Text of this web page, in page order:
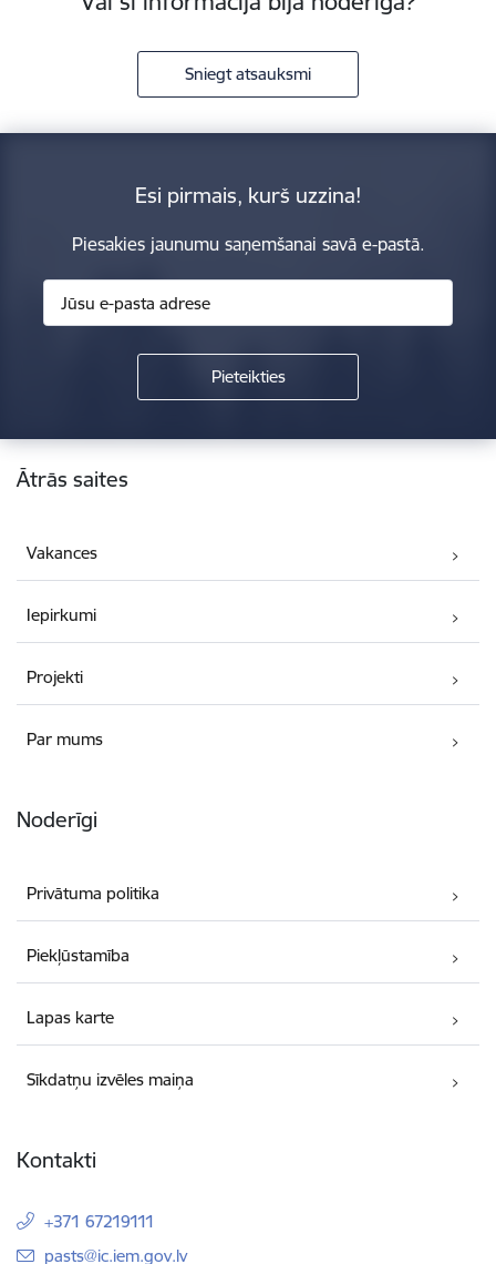
Sniegt atsauksmi
Esi pirmais, kurš uzzina!
Piesakies jaunumu saņemšanai savā e-pastā.
Kājene
Ātrās saites
Vakances
Iepirkumi
Projekti
Par mums
Noderīgi
Privātuma politika
Piekļūstamība
Lapas karte
Sīkdatņu izvēles maiņa
Kontakti
+371 67219111
E-pasts:
pasts@ic.iem.gov.lv